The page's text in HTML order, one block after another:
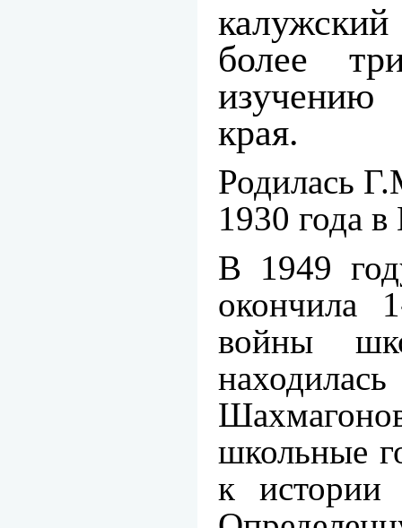
более
края.
Родилась
1930 года в
В 1949
окончила
войны
школьные
к истории